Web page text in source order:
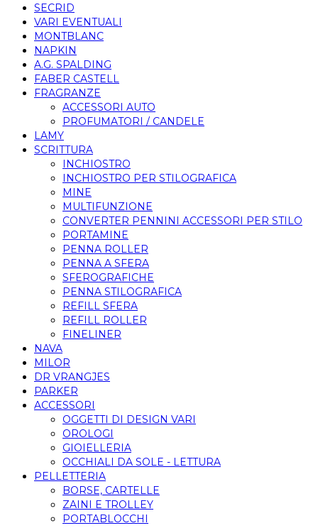
SECRID
VARI EVENTUALI
MONTBLANC
NAPKIN
A.G. SPALDING
FABER CASTELL
FRAGRANZE
ACCESSORI AUTO
PROFUMATORI / CANDELE
LAMY
SCRITTURA
INCHIOSTRO
INCHIOSTRO PER STILOGRAFICA
MINE
MULTIFUNZIONE
CONVERTER PENNINI ACCESSORI PER STILO
PORTAMINE
PENNA ROLLER
PENNA A SFERA
SFEROGRAFICHE
PENNA STILOGRAFICA
REFILL SFERA
REFILL ROLLER
FINELINER
NAVA
MILOR
DR VRANGJES
PARKER
ACCESSORI
OGGETTI DI DESIGN VARI
OROLOGI
GIOIELLERIA
OCCHIALI DA SOLE - LETTURA
PELLETTERIA
BORSE, CARTELLE
ZAINI E TROLLEY
PORTABLOCCHI